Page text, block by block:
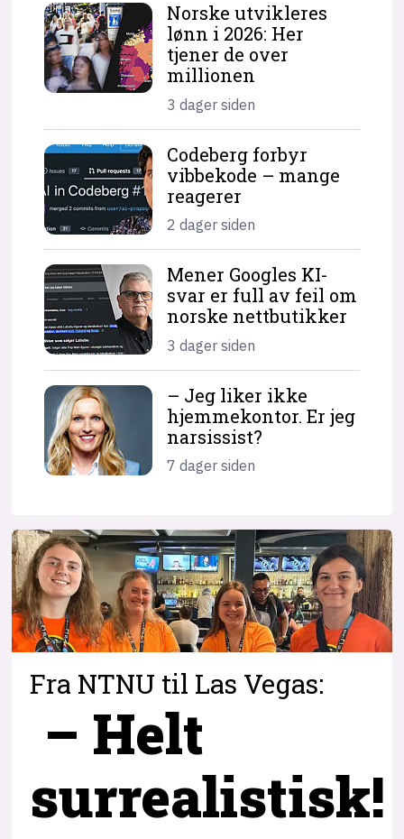
Norske utvikleres
lønn i 2026: Her
tjener de over
millionen
3 dager siden
Codeberg forbyr
vibbekode – mange
reagerer
2 dager siden
Mener Googles KI-
svar er full av feil om
norske nettbutikker
3 dager siden
– Jeg liker ikke
hjemme­kontor. Er jeg
narsissist?
7 dager siden
Fra NTNU til Las Vegas:
– Helt
surrealistisk!